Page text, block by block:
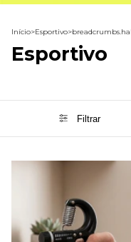
Início>Esportivo>
Esportivo
Filtrar